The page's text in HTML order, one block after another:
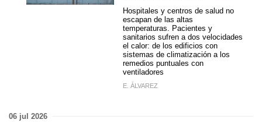
Hospitales y centros de salud no
escapan de las altas
temperaturas. Pacientes y
sanitarios sufren a dos velocidades
el calor: de los edificios con
sistemas de climatización a los
remedios puntuales con
ventiladores
E. ÁLVAREZ
06 jul 2026